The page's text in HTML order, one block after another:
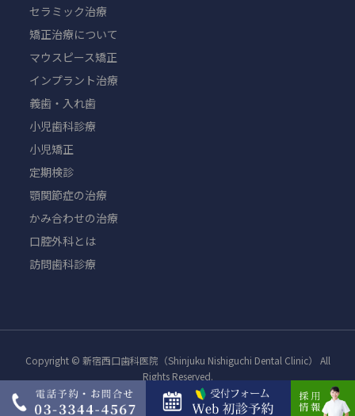
セラミック治療
矯正治療について
マウスピース矯正
インプラント治療
義歯・入れ歯
小児歯科診療
小児矯正
定期検診
顎関節症の治療
かみ合わせの治療
口腔外科とは
訪問歯科診療
Copyright © 新宿西口歯科医院（Shinjuku Nishiguchi Dental Clinic） All
Rights Reserved.